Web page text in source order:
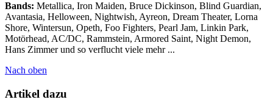
Bands: Metallica, Iron Maiden, Bruce Dickinson, Blind Guardian,
Avantasia, Helloween, Nightwish, Ayreon, Dream Theater, Lorna
Shore, Wintersun, Opeth, Foo Fighters, Pearl Jam, Linkin Park,
Motörhead, AC/DC, Rammstein, Armored Saint, Night Demon,
Hans Zimmer und so verflucht viele mehr ...
Nach oben
Artikel dazu